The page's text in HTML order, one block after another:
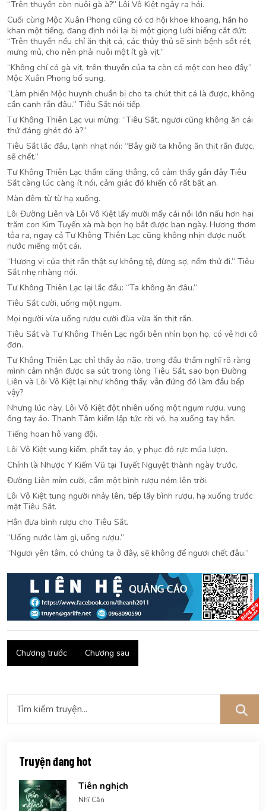
“Trên thuyền còn nuôi gà à?” Lôi Vô Kiệt ngây ra hỏi.
Cuối cùng Mộc Xuân Phong cũng có cơ hội khoe khoang, hắn ho
khan một tiếng, đang định nói lại bị một giọng lười biếng cắt đứt:
“Trên thuyền nếu chỉ ăn thịt cá, các thủy thủ sẽ sinh bệnh sốt rét,
mưng mủ, cho nên phải nuôi một ít gà vịt.”
“Không chỉ có gà vịt, trên thuyền của ta còn có một con heo đấy.”
Mộc Xuân Phong bổ sung.
“Làm phiền Mộc huynh chuẩn bị cho ta chút thịt cá là được, không
cần canh rắn đâu.” Tiêu Sắt nói tiếp.
Tư Không Thiên Lạc vui mừng: “Tiêu Sắt, ngươi cũng không ăn cái
thứ đáng ghét đó à?”
Tiêu Sắt lắc đầu, lạnh nhạt nói: “Bây giờ ta không ăn thịt rắn được,
sẽ chết.”
Tư Không Thiên Lạc thầm căng thẳng, cô cảm thấy gần đây Tiêu
Sắt càng lúc càng ít nói, cảm giác đó khiến cô rất bất an.
Màn đêm từ từ hạ xuống.
Lôi Đường Liên và Lôi Vô Kiệt lấy mười mấy cái nồi lớn nấu hơn hai
trăm con Kim Tuyến xà mà bọn họ bắt được ban ngày. Hương thơm
tỏa ra, ngay cả Tư Không Thiên Lạc cũng không nhịn được nuốt
nước miếng một cái.
“Hương vị của thịt rắn thật sự không tệ, đừng sợ, nếm thử đi.” Tiêu
Sắt nhẹ nhàng nói.
Tư Không Thiên Lạc lại lắc đầu: “Ta không ăn đâu.”
Tiêu Sắt cười, uống một ngụm.
Mọi người vừa uống rượu cười đùa vừa ăn thịt rắn.
Tiêu Sắt và Tư Không Thiên Lạc ngồi bên nhìn bọn họ, có vẻ hơi cô
đơn.
Tư Không Thiên Lạc chỉ thấy ảo não, trong đầu thầm nghĩ rõ ràng
mình cảm nhận được sa sút trong lòng Tiêu Sắt, sao bọn Đường
Liên và Lôi Vô Kiệt lại như không thấy, vẫn đứng đó làm đầu bếp
vậy?
Nhưng lúc này, Lôi Vô Kiệt đột nhiên uống một ngụm rượu, vung
ống tay áo. Thanh Tâm kiếm lập tức rời vỏ, hạ xuống tay hắn.
Tiếng hoan hô vang đội.
Lôi Vô Kiệt vung kiếm, phất tay áo, y phục đỏ rực múa lượn.
Chính là Nhược Y Kiếm Vũ tại Tuyết Nguyệt thành ngày trước.
Đường Liên mỉm cười, cầm một bình rượu ném lên trời.
Lôi Vô Kiệt tung người nhảy lên, tiếp lấy bình rượu, hạ xuống trước
mặt Tiêu Sắt.
Hắn đưa bình rượu cho Tiêu Sắt.
“Uống nước làm gì, uống rượu.”
“Ngươi yên tâm, có chúng ta ở đây, sẽ không để ngươi chết đâu.”
Chương trước Chương sau
Truyện đang hot
Tiên nghịch
Nhĩ Căn